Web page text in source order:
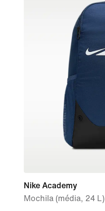
Nike Academy
Mochila (média, 24 L)